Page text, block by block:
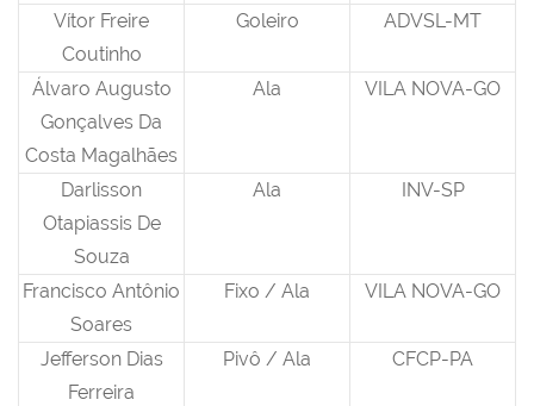
Vítor Freire
Coutinho
Goleiro ADVSL-MT
Álvaro Augusto
Gonçalves Da
Costa Magalhães
Ala VILA NOVA-GO
Darlisson
Otapiassis De
Souza
Ala INV-SP
Francisco Antônio
Soares
Fixo / Ala VILA NOVA-GO
Jefferson Dias
Ferreira
Pivô / Ala CFCP-PA